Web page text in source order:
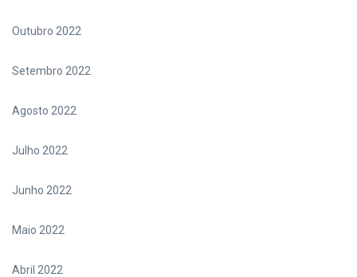
Outubro 2022
Setembro 2022
Agosto 2022
Julho 2022
Junho 2022
Maio 2022
Abril 2022